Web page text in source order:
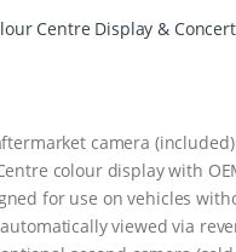
Centre Display &
camera
colour display with
for use on vehicles
viewed via